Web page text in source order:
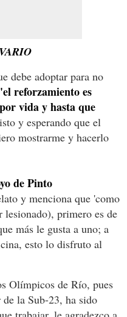
debe adoptar para no
'el reforzamiento es
vida y hasta que
y esperando que el
mostrarme y hacerlo
de Pinto
y menciona que 'como
lesionado), primero es de
más le gusta a uno; a
esto lo disfruto al
Olímpicos de Río, pues
la Sub-23, ha sido